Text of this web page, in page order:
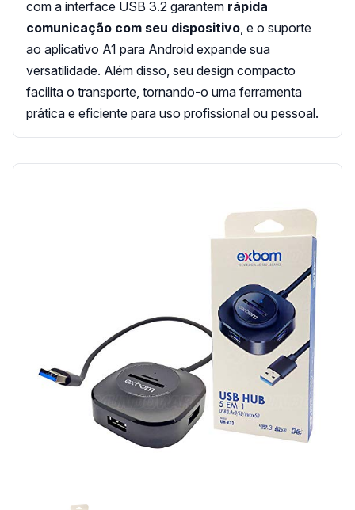
com a interface USB 3.2 garantem rápida
comunicação com seu dispositivo , e o suporte
ao aplicativo A1 para Android expande sua
versatilidade. Além disso, seu design compacto
facilita o transporte, tornando-o uma ferramenta
prática e eficiente para uso profissional ou pessoal.